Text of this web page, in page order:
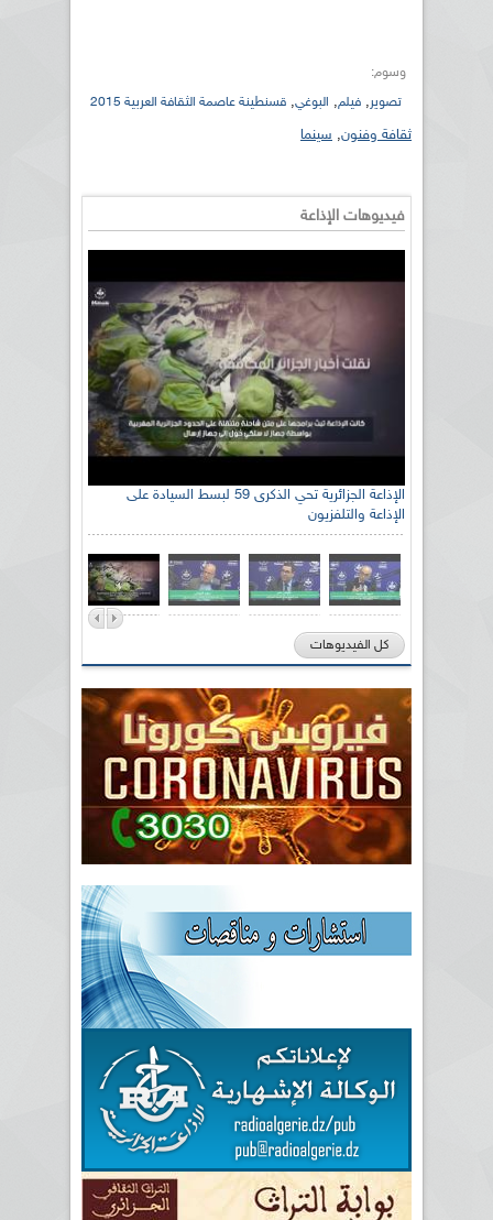
وسوم:
تصوير, فيلم, البوغي, قسنطينة عاصمة الثقافة العربية 2015
ثقافة وفنون, سينما
فيديوهات الإذاعة
الإذاعة الجزائرية تحي الذكرى 59 لبسط السيادة على
الإذاعة والتلفزيون
كل الفيديوهات